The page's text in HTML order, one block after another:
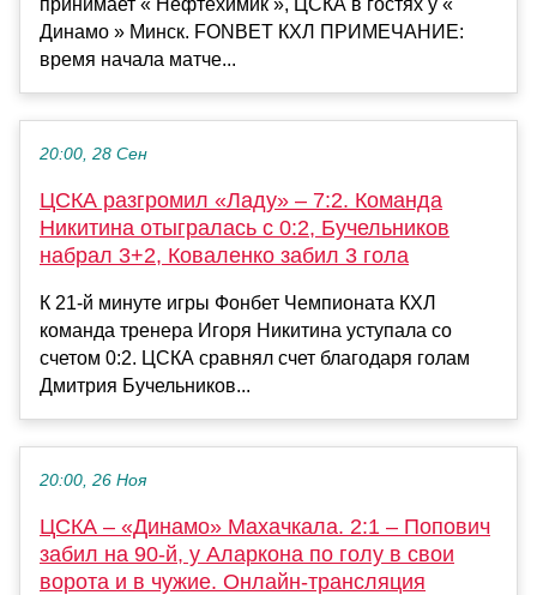
Динамо » Минск. FONBET КХЛ ПРИМЕЧАНИЕ:
время начала матче...
20:00, 28 Сен
ЦСКА разгромил «Ладу» – 7:2. Команда
Никитина отыгралась с 0:2, Бучельников
набрал 3+2, Коваленко забил 3 гола
К 21-й минуте игры Фонбет Чемпионата КХЛ
команда тренера Игоря Никитина уступала со
счетом 0:2. ЦСКА сравнял счет благодаря голам
Дмитрия Бучельников...
20:00, 26 Ноя
ЦСКА – «Динамо» Махачкала. 2:1 – Попович
забил на 90-й, у Аларкона по голу в свои
ворота и в чужие. Онлайн-трансляция